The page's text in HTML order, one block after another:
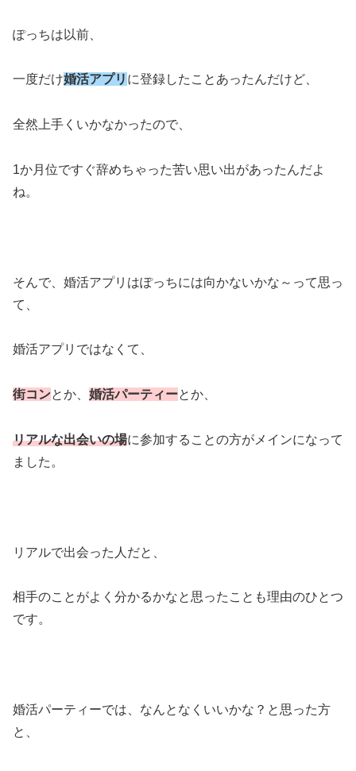
ぽっちは以前、
一度だけ婚活アプリ に登録したことあったんだけど、
全然上手くいかなかったので、
1か月位ですぐ辞めちゃった苦い思い出があったんだよ
ね。
そんで、婚活アプリはぽっちには向かないかな～って思っ
て、
婚活アプリではなくて、
街コンとか、 婚活パーティーとか、
リアルな出会いの場に参加することの方がメインになって
ました。
リアルで出会った人だと、
相手のことがよく分かるかなと思ったことも理由のひとつ
です。
婚活パーティーでは、なんとなくいいかな？と思った方
と、